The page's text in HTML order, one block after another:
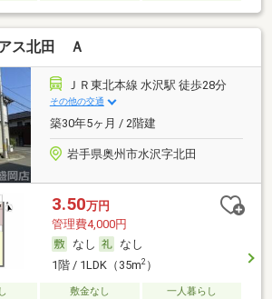
ス北田 Ａ
ＪＲ東北本線 水沢駅 徒歩28分
その他の交通
築30年5ヶ月 / 2階建
岩手県奥州市水沢字北田
3.50万円
管理費4,000円
なし
なし
1階 / 1LDK（35m2）
敷金なし
一人暮らし